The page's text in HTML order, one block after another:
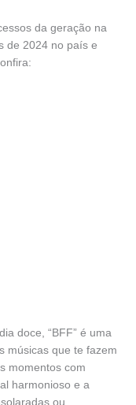
da geração na
de 2024 no país e
doce, “BFF” é uma
músicas que te fazem
momentos com
harmonioso e a
ou